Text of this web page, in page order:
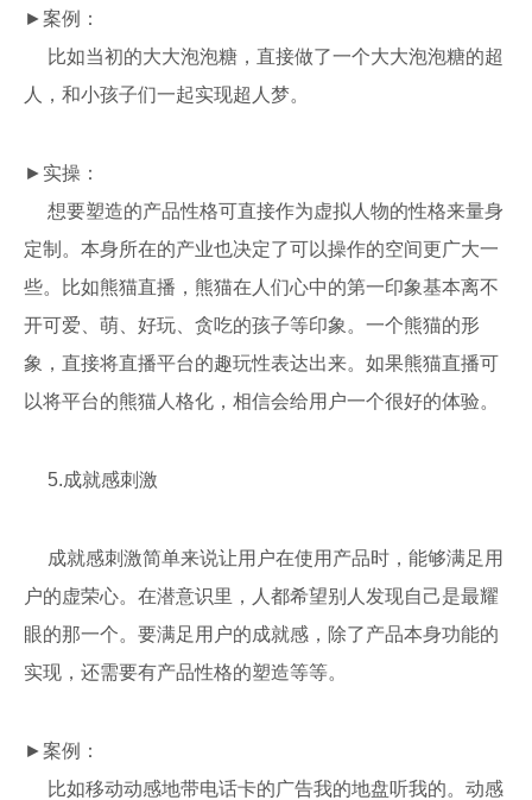
►案例：
比如当初的大大泡泡糖，直接做了一个大大泡泡糖的超
人，和小孩子们一起实现超人梦。
►实操：
想要塑造的产品性格可直接作为虚拟人物的性格来量身
定制。本身所在的产业也决定了可以操作的空间更广大一
些。比如熊猫直播，熊猫在人们心中的第一印象基本离不
开可爱、萌、好玩、贪吃的孩子等印象。一个熊猫的形
象，直接将直播平台的趣玩性表达出来。如果熊猫直播可
以将平台的熊猫人格化，相信会给用户一个很好的体验。
5.成就感刺激
成就感刺激简单来说让用户在使用产品时，能够满足用
户的虚荣心。在潜意识里，人都希望别人发现自己是最耀
眼的那一个。要满足用户的成就感，除了产品本身功能的
实现，还需要有产品性格的塑造等等。
►案例：
比如移动动感地带电话卡的广告我的地盘听我的。动感